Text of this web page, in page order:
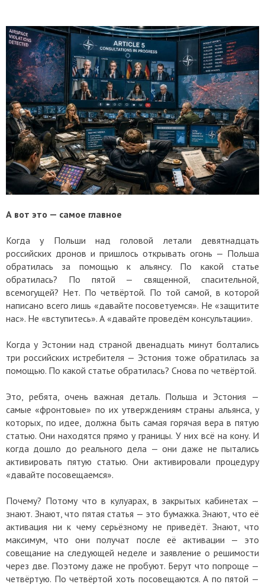
А вот это — самое главное
Когда у Польши над головой летали девятнадцать
российских дронов и пришлось открывать огонь — Польша
обратилась за помощью к альянсу. По какой статье
обратилась? По пятой — священной, спасительной,
всемогущей? Нет. По четвёртой. По той самой, в которой
написано всего лишь «давайте посоветуемся». Не «защитите
нас». Не «вступитесь». А «давайте проведём консультации».
Когда у Эстонии над страной двенадцать минут болтались
три российских истребителя — Эстония тоже обратилась за
помощью. По какой статье обратилась? Снова по четвёртой.
Это, ребята, очень важная деталь. Польша и Эстония —
самые «фронтовые» по их утверждениям страны альянса, у
которых, по идее, должна быть самая горячая вера в пятую
статью. Они находятся прямо у границы. У них всё на кону. И
когда дошло до реального дела — они даже не пытались
активировать пятую статью. Они активировали процедуру
«давайте посовещаемся».
Почему? Потому что в кулуарах, в закрытых кабинетах —
знают. Знают, что пятая статья — это бумажка. Знают, что её
активация ни к чему серьёзному не приведёт. Знают, что
максимум, что они получат после её активации — это
совещание на следующей неделе и заявление о решимости
через две. Поэтому даже не пробуют. Берут что попроще —
четвёртую. По четвёртой хоть посовещаются. А по пятой —